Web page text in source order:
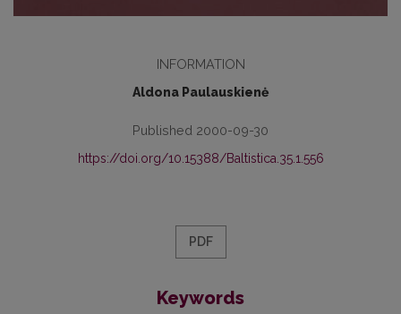
INFORMATION
Aldona Paulauskienė
Published 2000-09-30
https://doi.org/10.15388/Baltistica.35.1.556
PDF
Keywords